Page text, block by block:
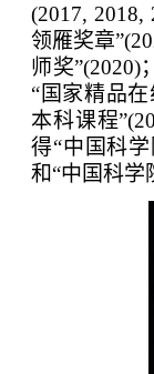
(2017, 2018,
领雁奖章”
师奖”(2020)
“国家精品
本科课程”
得“中国科
和“中国科学